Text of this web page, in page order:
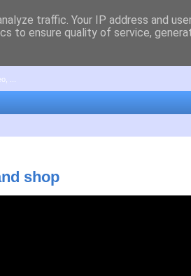
...
shop
traffic. Your IP address and
to ensure quality of service,